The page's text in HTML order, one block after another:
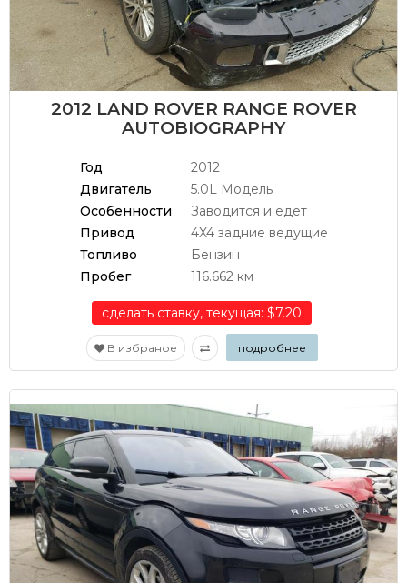
2012 LAND ROVER RANGE ROVER
AUTOBIOGRAPHY
Год
2012
Двигатель
5.0L Модель
Особенности
Заводится и едет
Привод
4X4 задние ведущие
Топливо
Бензин
Пробег
116.662 км
сделать ставку, текущая: $7.20
В избраное подробнее